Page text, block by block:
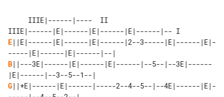
E||E|------|E|------|E|------|2--3-----|E|------|E|-
B||---3E|------|E|------|E|------|--5--|--3E|------
G||*E|------|E|------|-----2--4--5--|--4E|------|E|-